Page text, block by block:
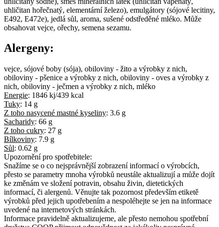
uhličitan hořečnatý, elementární železo), emulgátory (sójové lecitiny,
E492, E472e), jedlá sůl, aroma, sušené odstředěné mléko. Může
obsahovat vejce, ořechy, semena sezamu.
Alergeny:
vejce, sójové boby (sója), obiloviny - žito a výrobky z nich,
obiloviny - pšenice a výrobky z nich, obiloviny - oves a výrobky z
nich, obiloviny - ječmen a výrobky z nich, mléko
Energie: 1846 kj/439 kcal
Tuky: 14 g
Z toho nasycené mastné kyseliny: 3.6 g
Sacharidy: 66 g
Z toho cukry: 27 g
Bílkoviny: 7.9 g
Sůl: 0.62 g
Upozornění pro spotřebitele:
Snažíme se o co nejsprávnější zobrazení informací o výrobcích,
přesto se parametry mnoha výrobků neustále aktualizují a může dojít
ke změnám ve složení potravin, obsahu živin, dietetických
informací, či alergenů. Věnujte tak pozornost především etiketě
výrobků před jejich upotřebením a nespoléhejte se jen na informace
uvedené na internetových stránkách.
Informace pravidelně aktualizujeme, ale přesto nemohou spotřební